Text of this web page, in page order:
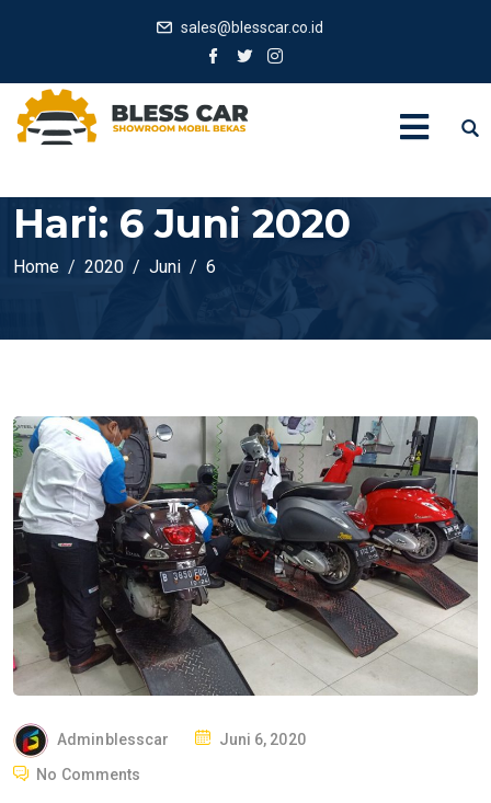
sales@blesscar.co.id
Hari: 6 Juni 2020
Home 2020 Juni 6
Adminblesscar Juni 6, 2020
No Comments